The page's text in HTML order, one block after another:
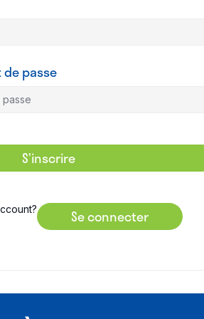
passe
S’inscrire
Se connecter